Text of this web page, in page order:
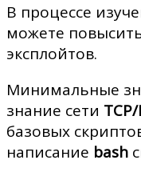
В процессе
можете
эксплойтов.
Минимальные
знание сети
базовых
написание bash